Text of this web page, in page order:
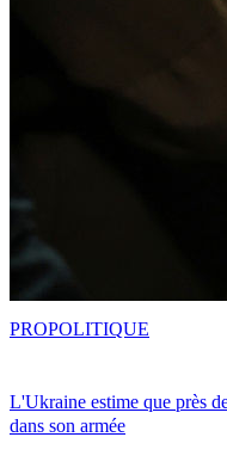
L'Ukraine estime que près
dans son armée
PROPOLITIQUE